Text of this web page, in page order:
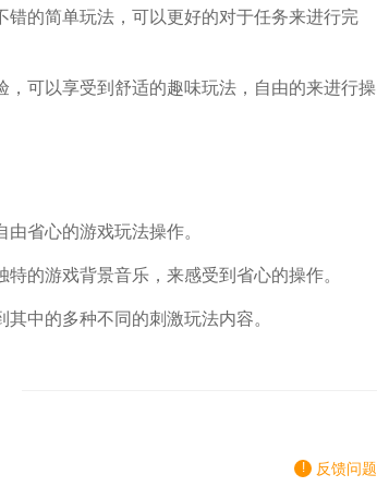
的简单玩法，可以更好的对于任务来进行完
可以享受到舒适的趣味玩法，自由的来进行操
省心的游戏玩法操作。
的游戏背景音乐，来感受到省心的操作。
中的多种不同的刺激玩法内容。
反馈问题